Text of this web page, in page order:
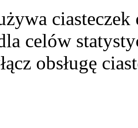
celów
obsługę